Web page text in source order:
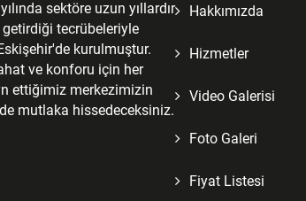
sektöre uzun yıllardır
tecrübeleriyle
kurulmuştur.
ve konforu için her
ettiğimiz merkezimizin
mutlaka hissedeceksiniz.
Hakkımızda
Hizmetler
Video Galerisi
Foto Galeri
Fiyat Listesi